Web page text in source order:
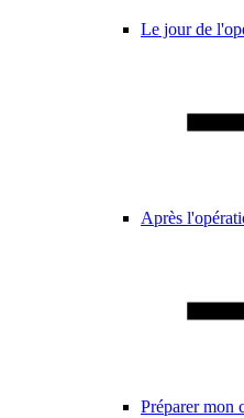
Le jour de
Après
Préparer mon